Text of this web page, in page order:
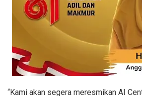
“Kami akan segera meresmikan AI